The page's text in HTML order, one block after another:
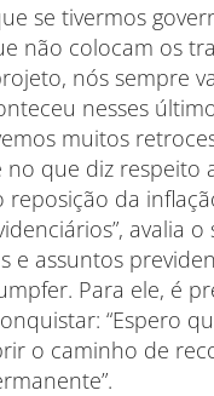
se tivermos
não colocam os
nós sempre
nesses
muitos
que diz respeito
reposição da
avalia
e assuntos
Para ele, é
“Espero
o caminho de